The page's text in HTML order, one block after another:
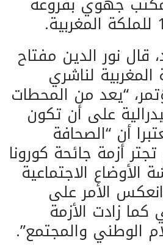
نور الدين مفتاح
المغربية لناشري
“يعد من المحطات
على أن تكون
أن “الصحافة
أزمة جائحة كورونا
الاجتماعية
الأمر على
زادت الأزمة
الوطني والمجتمع”.